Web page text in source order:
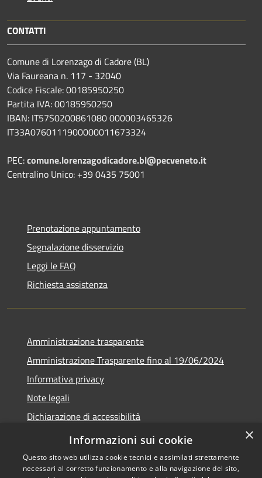
CONTATTI
Comune di Lorenzago di Cadore (BL)
Via Faureana n. 117 - 32040
Codice Fiscale: 00185950250
Partita IVA: 00185950250
IBAN: IT57S0200861080 000003465326
IT33A0760111900000011673324
PEC:comune.lorenzagodicadore.bl@pecveneto.it
Centralino Unico: +39 0435 75001
Prenotazione appuntamento
Segnalazione disservizio
Leggi le FAQ
Richiesta assistenza
Amministrazione trasparente
Amministrazione Trasparente fino al 19/06/2024
Informativa privacy
Note legali
Dichiarazione di accessibilità
Meccanismo di feedback
×
Informazioni sui cookie
Questo sito web utilizza cookie tecnici e assimilati strettamente
necessari al corretto funzionamento e alla navigazione del sito,